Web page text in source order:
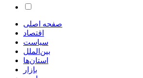
صفحه اصلی
اقتصاد
سیاست
بین‌الملل
استان‌ها
بازار